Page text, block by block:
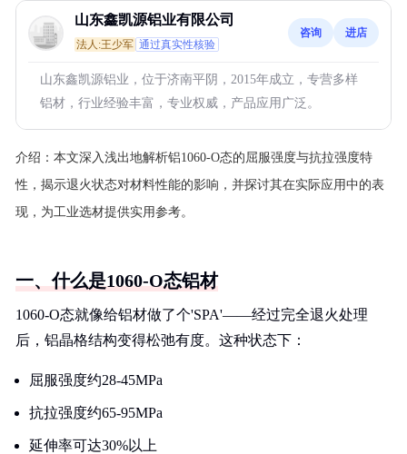
山东鑫凯源铝业有限公司
法人:王少军 通过真实性核验
咨询 进店
山东鑫凯源铝业，位于济南平阴，2015年成立，专营多样
铝材，行业经验丰富，专业权威，产品应用广泛。
介绍： 本文深入浅出地解析铝1060-O态的屈服强度与抗拉强度特
性，揭示退火状态对材料性能的影响，并探讨其在实际应用中的表
现，为工业选材提供实用参考。
一、什么是1060-O态铝材
1060-O态就像给铝材做了个'SPA'——经过完全退火处理
后，铝晶格结构变得松弛有度。这种状态下：
屈服强度约28-45MPa
抗拉强度约65-95MPa
延伸率可达30%以上